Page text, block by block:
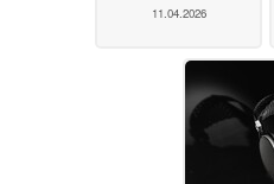
11.04.2026